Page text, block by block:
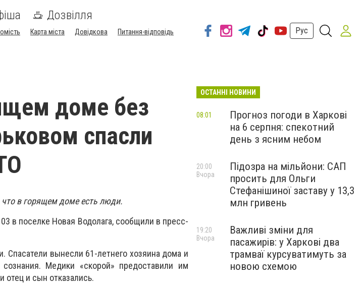
Дозвілля
Карта міста Довідкова
Питання-відповідь
Рус
доме без
спасли
в горящем доме есть люди.
в поселке Новая Водолага, сообщили в пресс-
вынесли 61-летнего хозяина дома и
Медики «скорой» предоставили им
и сын отказались.
ОСТАННІ НОВИНИ
Прогноз погоди в Харкові
на 6 серпня: спекотний
день з ясним небом
08:01
Підозра на мільйони: САП
просить для Ольги
Стефанішиної заставу у 13,3
млн гривень
20:00
Вчора
Важливі зміни для
пасажирів: у Харкові два
трамваї курсуватимуть за
новою схемою
19:20
Вчора